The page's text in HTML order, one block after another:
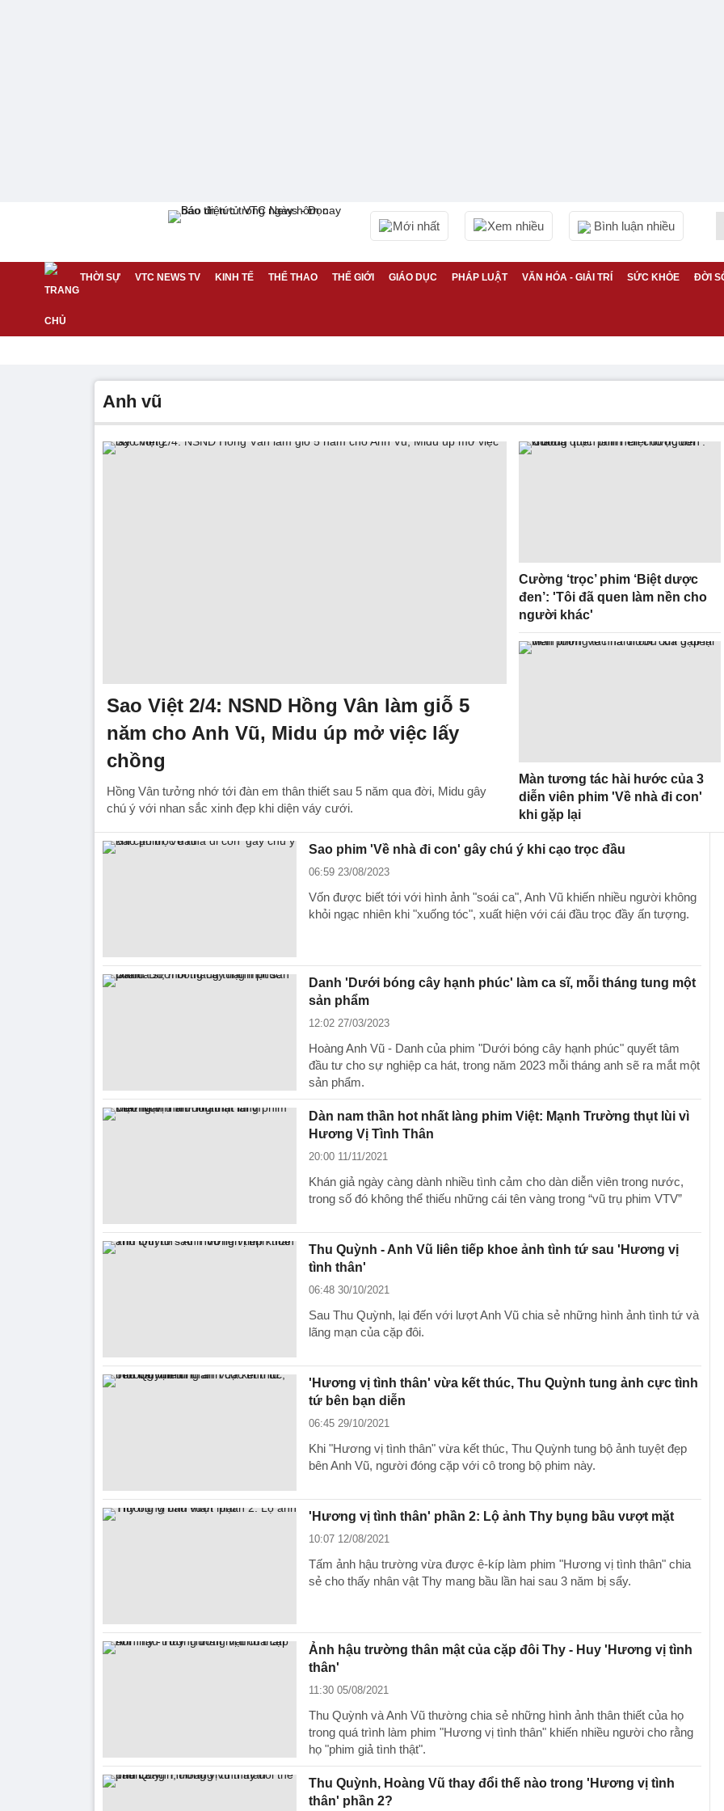
Mới nhất Xem nhiều Bình luận nhiều
THỜI SỰ VTC NEWS TV KINH TẾ THỂ THAO THẾ GIỚI GIÁO DỤC PHÁP LUẬT VĂN HÓA - GIẢI TRÍ SỨC KHỎE ĐỜI
anh vũ
Sao Việt 2/4: NSND Hồng Vân làm giỗ 5
năm cho Anh Vũ, Midu úp mở việc lấy
chồng
Hồng Vân tưởng nhớ tới đàn em thân thiết sau 5 năm qua đời, Midu gây
chú ý với nhan sắc xinh đẹp khi diện váy cưới.
Cường ‘trọc’ phim ‘Biệt dược
đen’: 'Tôi đã quen làm nền cho
người khác'
Màn tương tác hài hước của 3
diễn viên phim 'Về nhà đi con'
khi gặp lại
Sao phim 'Về nhà đi con' gây chú ý khi cạo trọc đầu
06:59 23/08/2023
Vốn được biết tới với hình ảnh "soái ca", Anh Vũ khiến nhiều người không
khỏi ngạc nhiên khi "xuống tóc", xuất hiện với cái đầu trọc đầy ấn tượng.
Danh 'Dưới bóng cây hạnh phúc' làm ca sĩ, mỗi tháng tung một
sản phẩm
12:02 27/03/2023
Hoàng Anh Vũ - Danh của phim "Dưới bóng cây hạnh phúc" quyết tâm
đầu tư cho sự nghiệp ca hát, trong năm 2023 mỗi tháng anh sẽ ra mắt một
sản phẩm.
Dàn nam thần hot nhất làng phim Việt: Mạnh Trường thụt lùi vì
Hương Vị Tình Thân
20:00 11/11/2021
Khán giả ngày càng dành nhiều tình cảm cho dàn diễn viên trong nước,
trong số đó không thể thiếu những cái tên vàng trong “vũ trụ phim VTV”
Thu Quỳnh - Anh Vũ liên tiếp khoe ảnh tình tứ sau 'Hương vị
tình thân'
06:48 30/10/2021
Sau Thu Quỳnh, lại đến với lượt Anh Vũ chia sẻ những hình ảnh tình tứ và
lãng mạn của cặp đôi.
'Hương vị tình thân' vừa kết thúc, Thu Quỳnh tung ảnh cực tình
tứ bên bạn diễn
06:45 29/10/2021
Khi "Hương vị tình thân" vừa kết thúc, Thu Quỳnh tung bộ ảnh tuyệt đẹp
bên Anh Vũ, người đóng cặp với cô trong bộ phim này.
'Hương vị tình thân' phần 2: Lộ ảnh Thy bụng bầu vượt mặt
10:07 12/08/2021
Tấm ảnh hậu trường vừa được ê-kíp làm phim "Hương vị tình thân" chia
sẻ cho thấy nhân vật Thy mang bầu lần hai sau 3 năm bị sẩy.
Ảnh hậu trường thân mật của cặp đôi Thy - Huy 'Hương vị tình
thân'
11:30 05/08/2021
Thu Quỳnh và Anh Vũ thường chia sẻ những hình ảnh thân thiết của họ
trong quá trình làm phim "Hương vị tình thân" khiến nhiều người cho rằng
họ "phim giả tình thật".
Thu Quỳnh, Hoàng Vũ thay đổi thế nào trong 'Hương vị tình
thân' phần 2?